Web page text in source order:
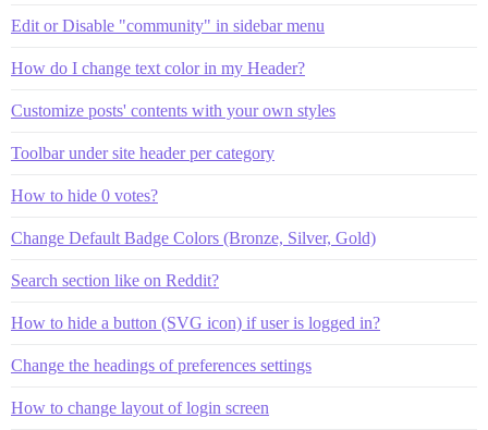
Edit or Disable "community" in sidebar menu
How do I change text color in my Header?
Customize posts' contents with your own styles
Toolbar under site header per category
How to hide 0 votes?
Change Default Badge Colors (Bronze, Silver, Gold)
Search section like on Reddit?
How to hide a button (SVG icon) if user is logged in?
Change the headings of preferences settings
How to change layout of login screen